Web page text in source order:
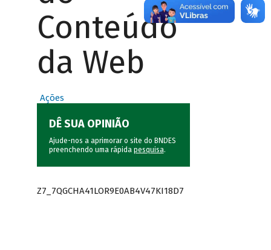
Conteúdo
da Web
Ações
DÊ SUA OPINIÃO
Ajude-nos a aprimorar o site do BNDES
preenchendo uma rápida pesquisa.
Z7_7QGCHA41LOR9E0AB4V47KI18D7